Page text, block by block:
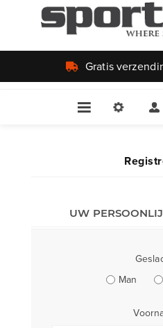
Gratis
UW
Man